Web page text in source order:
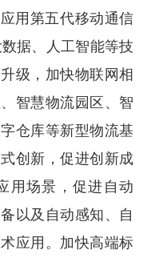
用第五代移动通信
据、人工智能等技
级，加快物联网相
智慧物流园区、智
仓库等新型物流基
创新，促进创新成
用场景，促进自动
以及自动感知、自
应用。加快高端标